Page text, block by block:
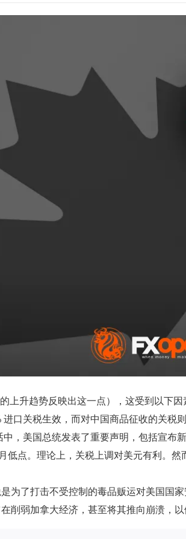
上升趋势反映出这一点），这受到以下因
口关税生效，而对中国商品征收的关税则
，美国总统发表了重要声明，包括宣布新
点。理论上，关税上调对美元有利。
为了打击不受控制的毒品贩运对美国国家
削弱加拿大经济，甚至将其推向崩溃，以